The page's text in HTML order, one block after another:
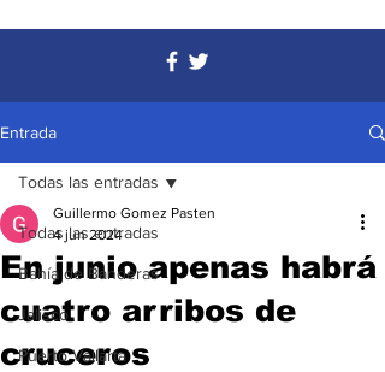
Entrada
Todas las entradas
Bahía de Banderas
Jalisco
Puerto Vallarta
Todas las entradas
En junio apenas habrá
cuatro arribos de
cruceros
Guillermo Gomez Pasten
4 jun 2024